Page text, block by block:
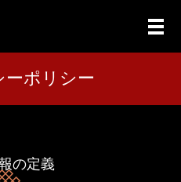
メ
ーポリシー
の定義